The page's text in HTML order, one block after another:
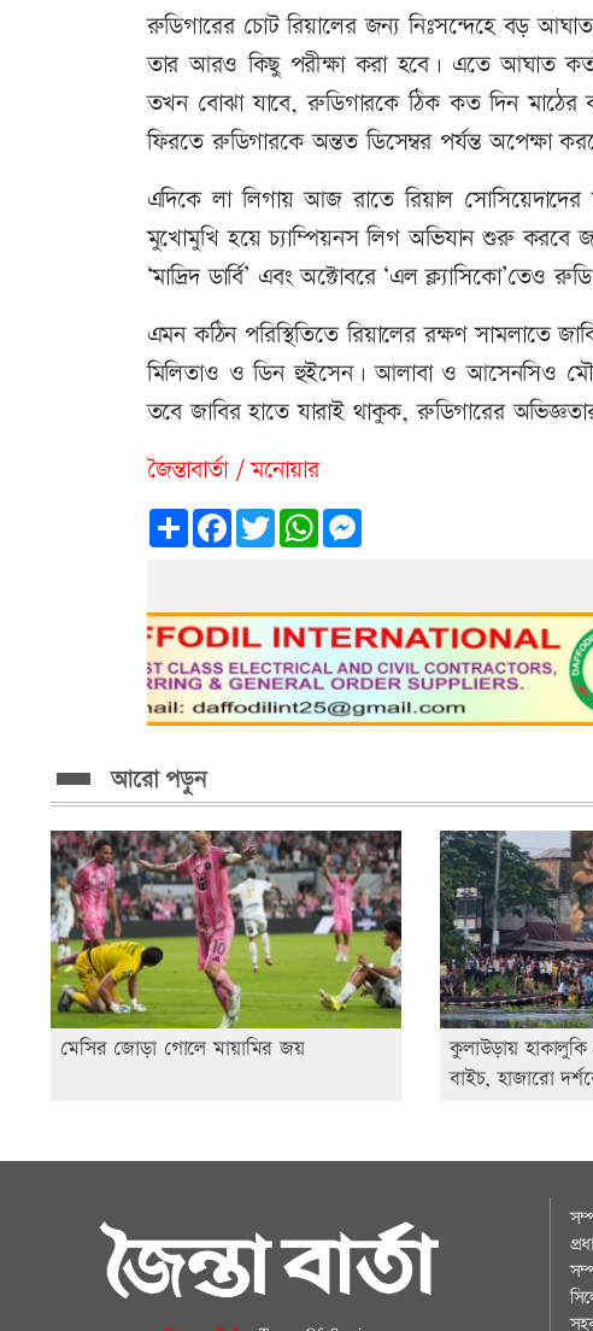
রুডিগারের চোট রিয়ালের জন্য নিঃসন্দেহে বড়
তার আরও কিছু পরীক্ষা করা হবে। এতে আঘাত
তখন বোঝা যাবে, রুডিগারকে ঠিক কত দিন মাঠের
ফিরতে রুডিগারকে অন্তত ডিসেম্বর পর্যন্ত অপেক্ষা
এদিকে লা লিগায় আজ রাতে রিয়াল সোসিয়েদাদের
মুখোমুখি হয়ে চ্যাম্পিয়নস লিগ অভিযান শুরু করবে
‘মাদ্রিদ ডার্বি’ এবং অক্টোবরে ‘এল ক্ল্যাসিকো’তেও
এমন কঠিন পরিস্থিতিতে রিয়ালের রক্ষণ
মিলিতাও ও ডিন হুইসেন। আলাবা ও আসেনসিও
তবে জাবির হাতে যারাই থাকুক, রুডিগারের
জৈন্তাবার্তা / মনোয়ার
Share FacebookTwitterWhatsAppMessenger
আরো পড়ুন
মেসির জোড়া গোলে মায়ামির জয়
কুলাউড়ায়
বাইচ, হাজারো